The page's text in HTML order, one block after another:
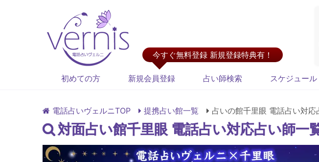
今すぐ無料登録 新規登録特典有！
初めての方 新規会員登録 占い師検索 スケジュール
電話占いヴェルニTOP 提携占い館一覧 占いの館千里眼 電話占い対応
対面占い館千里眼 電話占い対応占い師一